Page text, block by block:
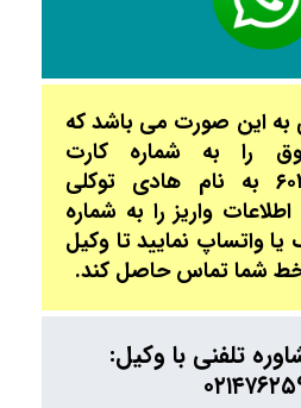
این صورت می باشد که
را به شماره کارت
۶۰۳۷۹۹۷۳۸۲۲۸۴۵۳۸ به نام هادی توکلی
واریز را به شماره
پیامک یا واتساپ نمایید تا وکیل
خط شما تماس حاصل کند.
تلفنی با وکیل: